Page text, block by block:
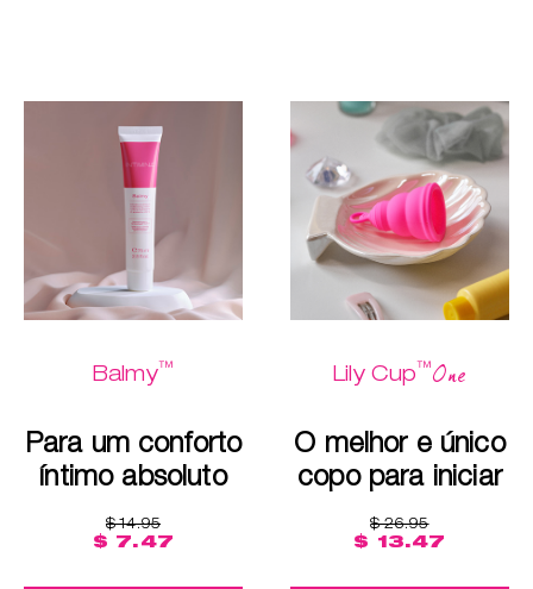
Balmy™
Para um conforto
íntimo absoluto
$ 14.95
$ 7.47
Lily Cup™One
O melhor e único
copo para iniciar
$ 26.95
$ 13.47